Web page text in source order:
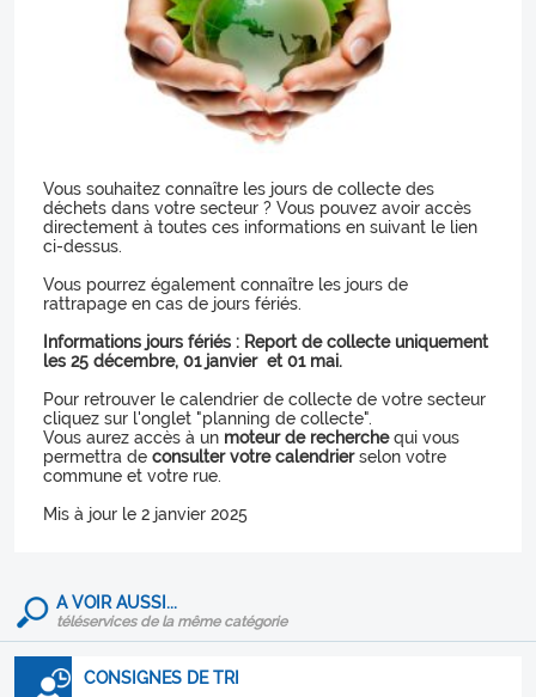
Vous souhaitez connaître les jours de collecte des
déchets dans votre secteur ? Vous pouvez avoir accès
directement à toutes ces informations en suivant le lien
ci-dessus.
Vous pourrez également connaître les jours de
rattrapage en cas de jours fériés.
Informations jours fériés : Report de collecte uniquement
les 25 décembre, 01 janvier et 01 mai.
Pour retrouver le calendrier de collecte de votre secteur
cliquez sur l'onglet "planning de collecte".
Vous aurez accès à un moteur de recherchequi vous
permettra de consulter votre calendrierselon votre
commune et votre rue.
Mis à jour le 2 janvier 2025
A VOIR AUSSI...
téléservices de la même catégorie
CONSIGNES DE TRI